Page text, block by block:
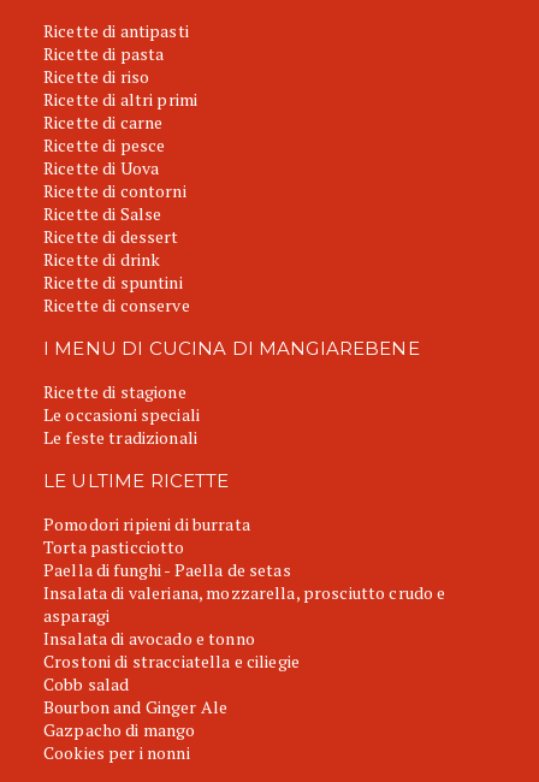
Ricette di antipasti
Ricette di pasta
Ricette di riso
Ricette di altri primi
Ricette di carne
Ricette di pesce
Ricette di Uova
Ricette di contorni
Ricette di Salse
Ricette di dessert
Ricette di drink
Ricette di spuntini
Ricette di conserve
I MENU DI CUCINA DI MANGIAREBENE
Ricette di stagione
Le occasioni speciali
Le feste tradizionali
LE ULTIME RICETTE
Pomodori ripieni di burrata
Torta pasticciotto
Paella di funghi - Paella de setas
Insalata di valeriana, mozzarella, prosciutto crudo e
asparagi
Insalata di avocado e tonno
Crostoni di stracciatella e ciliegie
Cobb salad
Bourbon and Ginger Ale
Gazpacho di mango
Cookies per i nonni